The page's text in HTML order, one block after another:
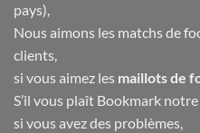
pays),
Nous aimons les matchs de
clients,
si vous aimez les maillots de
S’il vous plaît Bookmark
si vous avez des problèmes,